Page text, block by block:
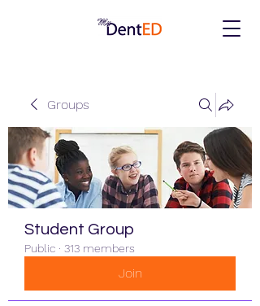
Groups
Student Group
Public · 313 members
Join